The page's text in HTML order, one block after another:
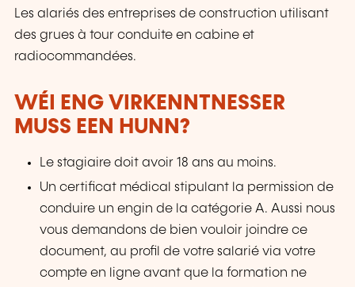
Les alariés des entreprises de construction utilisant
des grues à tour conduite en cabine et
radiocommandées.
WÉI ENG VIRKENNTNESSER
MUSS EEN HUNN?
Le stagiaire doit avoir 18 ans au moins.
Un certificat médical stipulant la permission de
conduire un engin de la catégorie A. Aussi nous
vous demandons de bien vouloir joindre ce
document, au profil de votre salarié via votre
compte en ligne avant que la formation ne